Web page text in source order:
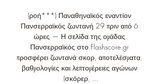
(ροή***) Παναθηναϊκός εναντίον
Πανσερραϊκός ζωντανή 29 πριν από 6
ώρες — Η σελίδα της ομάδας
Πανσερραϊκός στο Flashscore.gr
προσφέρει ζωντανά σκορ, αποτελέσματα,
βαθμολογίες και λεπτομέρειες αγώνων
(σκόρερ, ...